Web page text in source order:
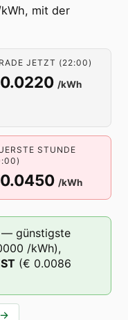
mit der
JETZT (22:00)
/kWh
STUNDE
/kWh
— günstigste
/kWh),
(€ 0.0086
→